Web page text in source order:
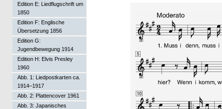
Edition E: Liedflugschrift um
1850
Edition F: Englische
Übersetzung 1856
Edition G:
Jugendbewegung 1914
Edition H: Elvis Presley
1960
Abb. 1: Liedpostkarten ca.
1914–1917
Abb. 2: Plattencover 1961
Abb. 3: Japanisches